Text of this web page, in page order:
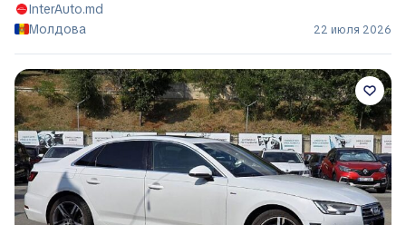
InterAuto.md
Молдова
22 июля 2026